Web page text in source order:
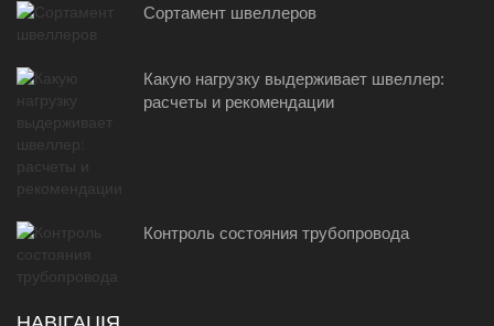
Сортамент швеллеров
Какую нагрузку выдерживает швеллер:
расчеты и рекомендации
Контроль состояния трубопровода